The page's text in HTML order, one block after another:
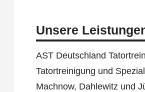
Unsere
AST Deutschland
Tatortreinigung und
Machnow, Dahlewitz und